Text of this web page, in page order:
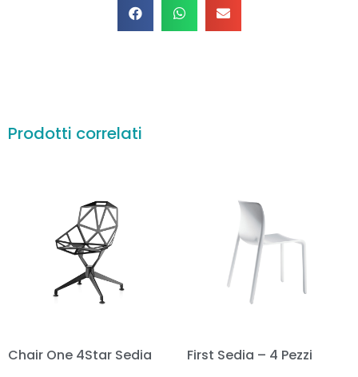
Prodotti correlati
Chair One 4Star Sedia
First Sedia – 4 Pezzi